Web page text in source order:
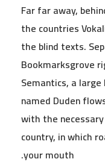
Far far away,
the countries
the blind texts.
Bookmarksgrove
Semantics, a
named Duden
with the
country, in which
your mouth.